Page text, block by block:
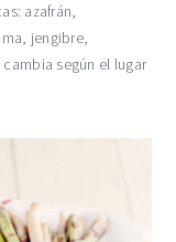
azafrán,
jengibre,
según el lugar